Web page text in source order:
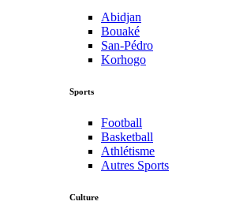
Abidjan
Bouaké
San-Pédro
Korhogo
Sports
Football
Basketball
Athlétisme
Autres Sports
Culture